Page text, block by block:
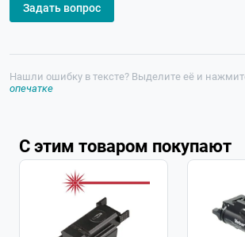
Задать вопрос
Нашли ошибку в тексте? Выделите её и
опечатке
С этим товаром покупают